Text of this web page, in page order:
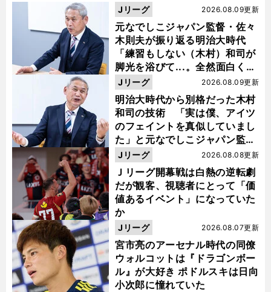
元なでしこジャパン監督・佐々
木則夫が振り返る明治大時代
「練習もしない（木村）和司が
脚光を浴びて...。全然面白くな
い４年間でした」
2026.08.09更新
Jリーグ
明治大時代から別格だった木村
和司の技術 「実は僕、アイツ
のフェイントを真似していまし
た」と元なでしこジャパン監
督・佐々木則夫
2026.08.09更新
Jリーグ
Ｊリーグ開幕戦は白熱の逆転劇
だが観客、視聴者にとって「価
値あるイベント」になっていた
か
2026.08.08更新
Jリーグ
宮市亮のアーセナル時代の同僚
ウォルコットは『ドラゴンボー
ル』が大好き ポドルスキは日向
小次郎に憧れていた
2026.08.07更新
Jリーグ